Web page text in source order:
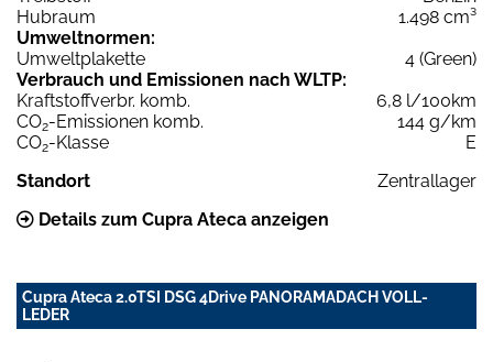
Hubraum
1.498 cm³
Umweltnormen:
Umweltplakette
4 (Green)
Verbrauch und Emissionen nach WLTP:
Kraftstoffverbr. komb.
6,8 l/100km
CO2-Emissionen komb.
144 g/km
CO2-Klasse
E
Standort
Zentrallager
Details zum Cupra Ateca anzeigen
Cupra Ateca 2.0TSI DSG 4Drive PANORAMADACH VOLL-
LEDER